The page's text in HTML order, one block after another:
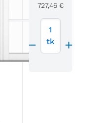
727,46 €
1
tk